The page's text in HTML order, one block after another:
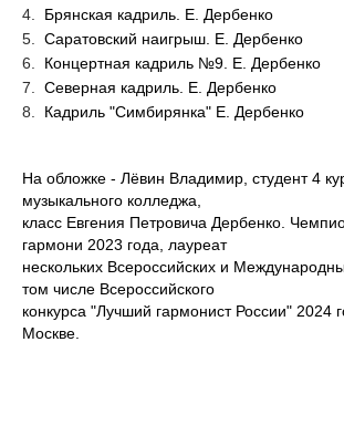
Брянская кадриль. Е. Дербенко
Саратовский наигрыш. Е. Дербенко
Концертная кадриль №9. Е. Дербенко
Северная кадриль. Е. Дербенко
Кадриль "Симбирянка" Е. Дербенко
Ha обложке - Лёвин Владимир, студент 4
музыкального колледжа,
класс Евгения Петровича Дербенко.
гармони 2023 годa, лауреат
нескольких Всероссийских и
том числе Всероссийского
конкурса "Лучший гармонист России" 2024
Москве.